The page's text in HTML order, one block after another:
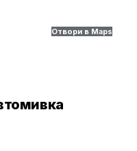
Отвори в Maps